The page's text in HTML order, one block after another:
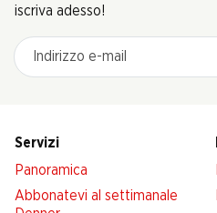
iscriva adesso!
Indirizzo e-mail
Servizi
Panoramica
Abbonatevi al settimanale